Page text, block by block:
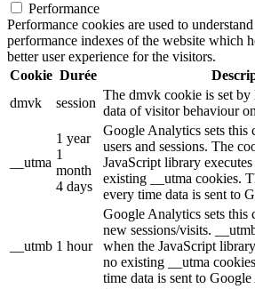
Performance
Performance cookies are used to
performance indexes of the website which
better user experience for the visitors.
Cookie Durée
dmvk
session
The dmvk cookie is set
data of visitor behaviour
__utma
1 year
1
month
4 days
Google Analytics sets this
users and sessions. The
JavaScript library
existing __utma cookies.
every time data is sent to
__utmb 1 hour
Google Analytics sets this
new sessions/visits.
when the JavaScript
no existing __utma
time data is sent to